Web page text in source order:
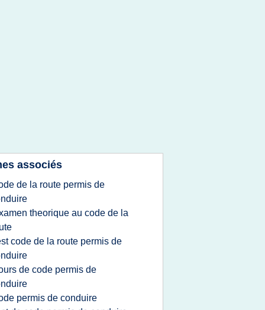
associés
de la route permis de
theorique au code de la
code de la route permis de
de code permis de
permis de conduire